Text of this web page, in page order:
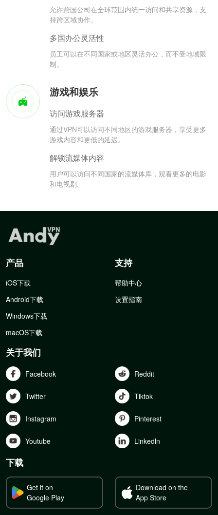
允许跨国公司在全球范围内统一访问和共享资源，支
持跨区域协作。
多国办公灵活性
员工可以在不同国家或地区灵活办公，而不受地域限
制。
游戏和娱乐
访问游戏服务器
通过VPN可以访问不同地区的游戏服务器，享受更多
游戏内容和更低的延迟。
解锁流媒体内容
用户可以访问不同国家的流媒体库，观看更多的电影
和电视剧。
产品
iOS下载
Android下载
Windows下载
macOS下载
支持
帮助中心
设置指南
关于我们
Facebook Reddit
Twitter Tiktok
Instagram Pinterest
Youtube Linkedln
下载
Get it on
Google Play
Download on the
App Store